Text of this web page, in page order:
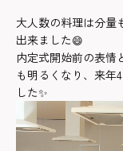
大人数の料理は分量
出来ました😄
内定式開始前の表情
も明るくなり、来年
した✨